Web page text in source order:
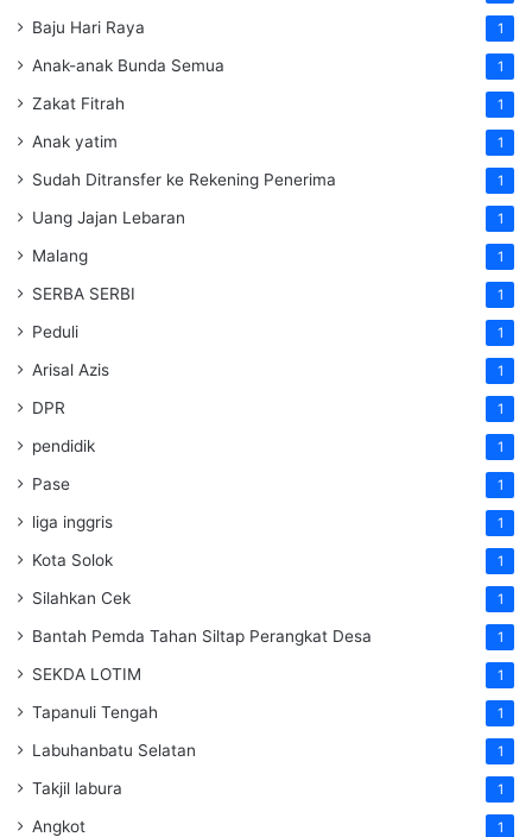
Baju Hari Raya 1
Anak-anak Bunda Semua 1
Zakat Fitrah 1
Anak yatim 1
Sudah Ditransfer ke Rekening Penerima 1
Uang Jajan Lebaran 1
Malang 1
SERBA SERBI 1
Peduli 1
Arisal Azis 1
DPR 1
pendidik 1
Pase 1
liga inggris 1
Kota Solok 1
Silahkan Cek 1
Bantah Pemda Tahan Siltap Perangkat Desa 1
SEKDA LOTIM 1
Tapanuli Tengah 1
Labuhanbatu Selatan 1
Takjil labura 1
Angkot 1